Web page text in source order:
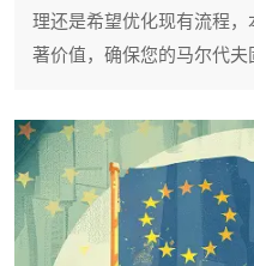
理还是希望优化现有流程
著价值，确保您的马尔代夫